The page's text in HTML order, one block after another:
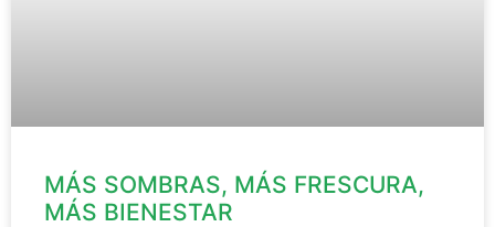
MÁS SOMBRAS, MÁS FRESCURA,
MÁS BIENESTAR